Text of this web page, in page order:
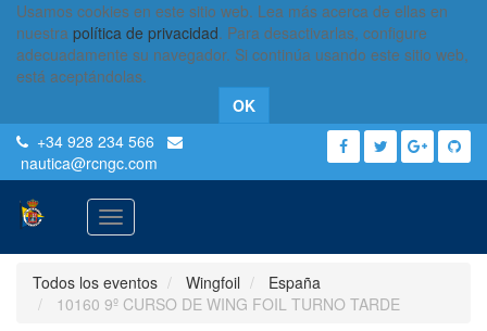
Usamos cookies en este sitio web. Lea más acerca de ellas en
nuestra política de privacidad. Para desactivarlas, configure
adecuadamente su navegador. Si continúa usando este sitio web,
está aceptándolas.
OK
+34 928 234 566
nautica@rcngc.com
Activar
navegación
Todos los eventos
Wingfoil
España
10160 9º CURSO DE WING FOIL TURNO TARDE